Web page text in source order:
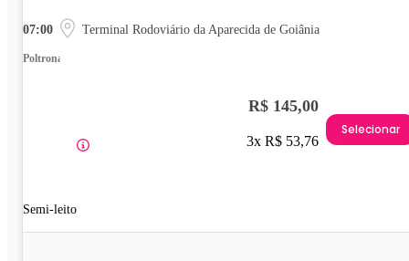
07:00 Terminal Rodoviário da Aparecida de Goiânia
Poltrona
Semi-leito
R$ 145,00
3x R$ 53,76
Selecionar